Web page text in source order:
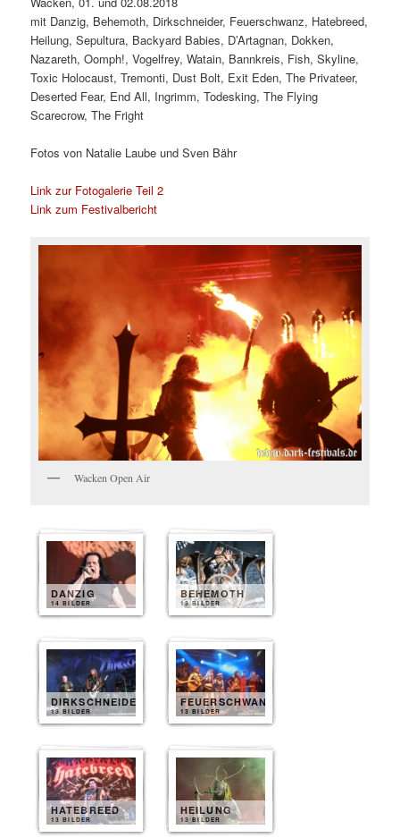
mit Danzig, Behemoth, Dirkschneider, Feuerschwanz, Hatebreed,
Heilung, Sepultura, Backyard Babies, D’Artagnan, Dokken,
Nazareth, Oomph!, Vogelfrey, Watain, Bannkreis, Fish, Skyline,
Toxic Holocaust, Tremonti, Dust Bolt, Exit Eden, The Privateer,
Deserted Fear, End All, Ingrimm, Todesking, The Flying
Scarecrow, The Fright
Fotos von Natalie Laube und Sven Bähr
Link zur Fotogalerie Teil 2
Link zum Festivalbericht
Wacken Open Air
DANZIG
14 BILDER
BEHEMOTH
13 BILDER
DIRKSCHNEIDER
13 BILDER
FEUERSCHWANZ
13 BILDER
HATEBREED
13 BILDER
HEILUNG
13 BILDER